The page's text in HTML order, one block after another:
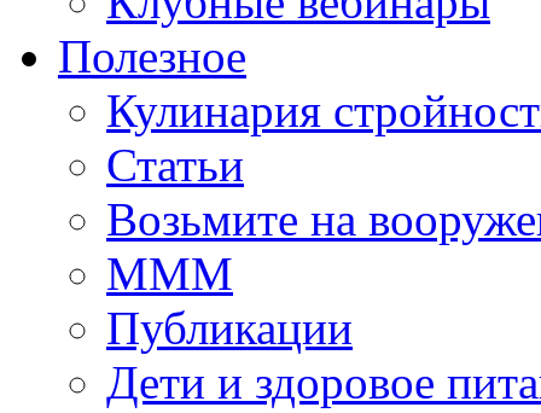
Полезное
Кулинария
Статьи
Возьмите на
МММ
Публикации
Дети и здоровое